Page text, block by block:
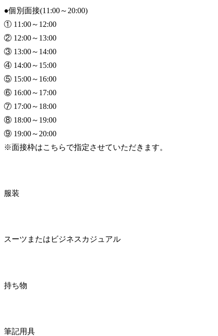
●個別面接(11:00～20:00)
① 11:00～12:00
② 12:00～13:00
③ 13:00～14:00
④ 14:00～15:00
⑤ 15:00～16:00
⑥ 16:00～17:00
⑦ 17:00～18:00
⑧ 18:00～19:00
⑨ 19:00～20:00
※面接枠はこちらで指定させていただきます。
服装
スーツまたはビジネスカジュアル
持ち物
筆記用具